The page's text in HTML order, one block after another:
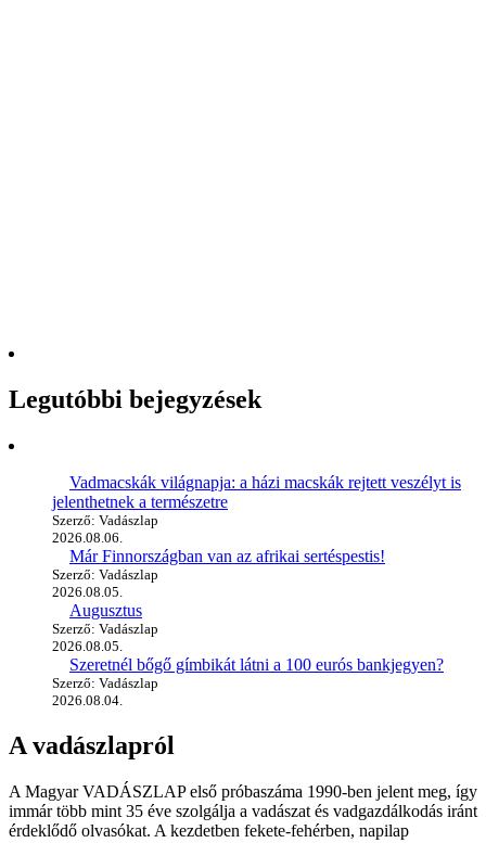
Legutóbbi bejegyzések
Vadmacskák világnapja: a házi macskák rejtett veszélyt is
jelenthetnek a természetre
Szerző: Vadászlap
2026.08.06.
Már Finnországban van az afrikai sertéspestis!
Szerző: Vadászlap
2026.08.05.
Augusztus
Szerző: Vadászlap
2026.08.05.
Szeretnél bőgő gímbikát látni a 100 eurós bankjegyen?
Szerző: Vadászlap
2026.08.04.
A vadászlapról
A Magyar VADÁSZLAP első próbaszáma 1990-ben jelent meg, így
immár több mint 35 éve szolgálja a vadászat és vadgazdálkodás iránt
érdeklődő olvasókat. A kezdetben fekete-fehérben, napilap